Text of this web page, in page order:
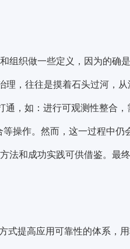
组织做一些定义，因为的确
理，往往是摸着石头过河，
通 ，如：进行可观测性整合
等操作。然而，这一过程中
法和成功实践可供借鉴。最
式提高应用可靠性的体系，